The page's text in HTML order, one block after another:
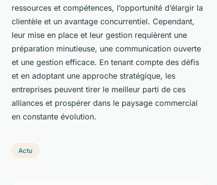
ressources et compétences, l’opportunité d’élargir la
clientèle et un avantage concurrentiel. Cependant,
leur mise en place et leur gestion requièrent une
préparation minutieuse, une communication ouverte
et une gestion efficace. En tenant compte des défis
et en adoptant une approche stratégique, les
entreprises peuvent tirer le meilleur parti de ces
alliances et prospérer dans le paysage commercial
en constante évolution.
Actu